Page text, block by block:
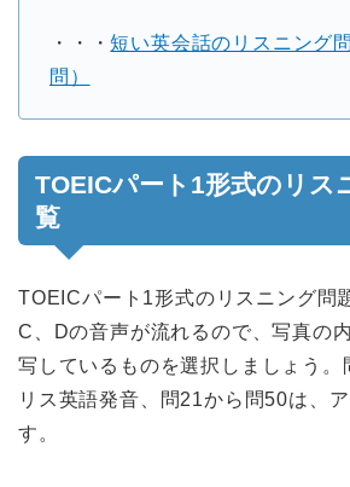
・・・短い英会話のリスニング
問）
TOEICパート1形式のリス
覧
TOEICパート1形式のリスニング問
C、Dの音声が流れるので、写真の
写しているものを選択しましょう
リス英語発音、問21から問50は、
す。